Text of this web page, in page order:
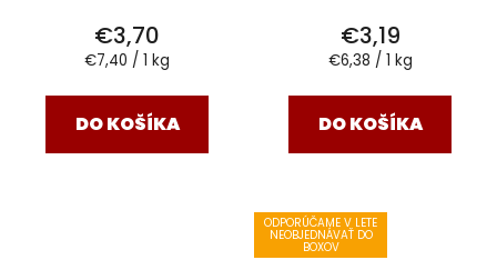
€3,70
Jednotková
€7,40 / 1 kg
DO KOŠÍKA
€3,19
Jednotková
€6,38 / 1 kg
DO KOŠÍKA
ODPORÚČAME V LETE
NEOBJEDNÁVAŤ DO
BOXOV